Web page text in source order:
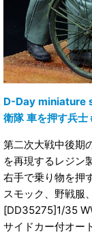
D-Day miniature
衛隊 車を押す兵
第二次大戦中後期
を再現するレジン
右手で乗り物を押
スモック、野戦服
[DD35275]1/35
サイドカー付オー